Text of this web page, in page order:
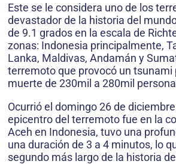
Este se le considera uno de los
devastador de la historia del
de 9.1 grados en la escala de
zonas: Indonesia principalmente,
Lanka, Maldivas, Andamán y
terremoto que provocó un tsunami
muerte de 230mil a 280mil
Ocurrió el domingo 26 de diciembre
epicentro del terremoto fue en la
Aceh en Indonesia, tuvo una
una duración de 3 a 4 minutos, lo
segundo más largo de la historia